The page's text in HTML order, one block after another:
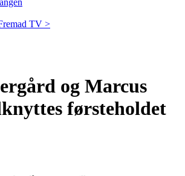
TV >
og Marcus
førsteholdet